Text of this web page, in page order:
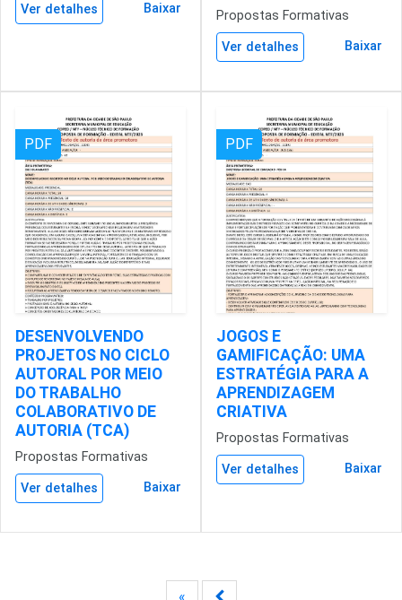
Ver detalhes Baixar Propostas Formativas
Ver detalhes Baixar
PDF
DESENVOLVENDO
PROJETOS NO CICLO
AUTORAL POR MEIO
DO TRABALHO
COLABORATIVO DE
AUTORIA (TCA)
Propostas Formativas
Ver detalhes Baixar
PDF
JOGOS E
GAMIFICAÇÃO: UMA
ESTRATÉGIA PARA A
APRENDIZAGEM
CRIATIVA
Propostas Formativas
Ver detalhes Baixar